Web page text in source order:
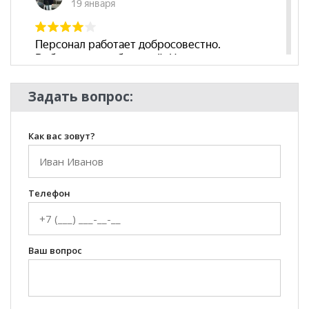
Задать вопрос:
Как вас зовут?
Телефон
Ваш вопрос